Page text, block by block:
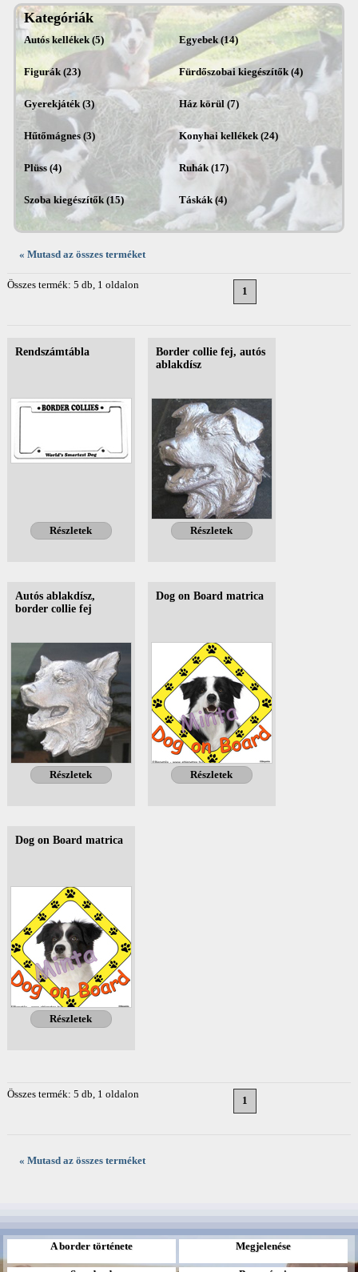
Kategóriák
Autós kellékek (5) Egyebek (14)
Figurák (23) Fürdőszobai kiegészítők (4)
Gyerekjáték (3) Ház körül (7)
Hűtőmágnes (3) Konyhai kellékek (24)
Plüss (4) Ruhák (17)
Szoba kiegészítők (15) Táskák (4)
« Mutasd az összes terméket
Összes termék: 5 db, 1 oldalon
1
Rendszámtábla
Részletek
Border collie fej, autós
ablakdísz
Részletek
Autós ablakdísz,
border collie fej
Részletek
Dog on Board matrica
Részletek
Dog on Board matrica
Részletek
Összes termék: 5 db, 1 oldalon
1
« Mutasd az összes terméket
A border története Megjelenése